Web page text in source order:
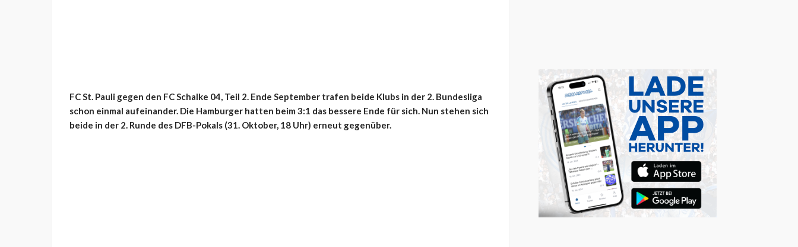
FC St. Pauli gegen den FC Schalke 04, Teil 2. Ende September trafen beide Klubs in der 2. Bundesliga
schon einmal aufeinander. Die Hamburger hatten beim 3:1 das bessere Ende für sich. Nun stehen sich
beide in der 2. Runde des DFB-Pokals (31. Oktober, 18 Uhr) erneut gegenüber.